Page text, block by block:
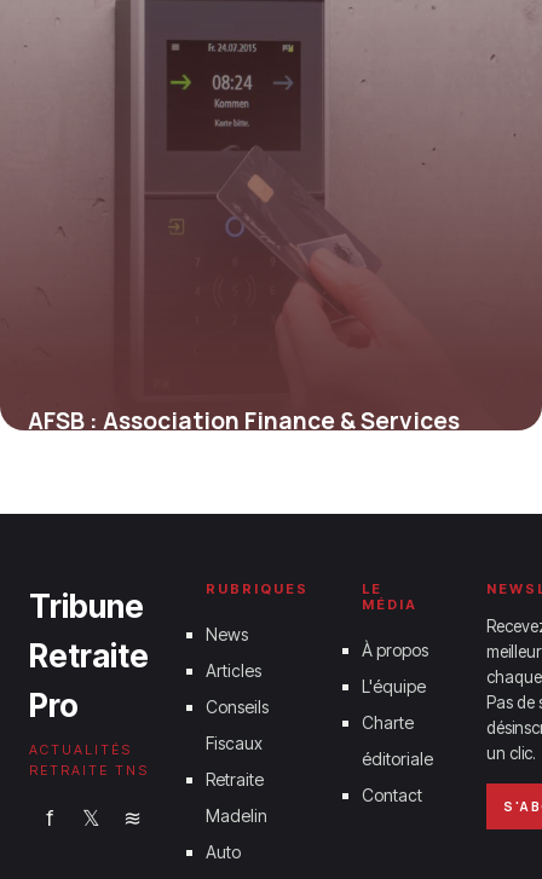
AFSB : Association Finance & Services
Tribune
Retraite
Pro
ACTUALITÉS
RETRAITE TNS
f 𝕏 ≋
RUBRIQUES
News
Articles
Conseils
Fiscaux
Retraite
Madelin
Auto
LE
MÉDIA
À propos
L'équipe
Charte
éditoriale
Contact
Pas de
un clic.